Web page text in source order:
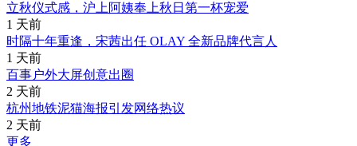
立秋仪式感，沪上阿姨奉上秋日第一杯宠爱
1 天前
时隔十年重逢，宋茜出任 OLAY 全新品牌代言人
1 天前
百事户外大屏创意出圈
2 天前
杭州地铁泥猫海报引发网络热议
2 天前
更多